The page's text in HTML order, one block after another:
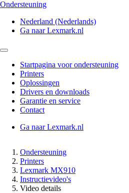
Ondersteuning
Nederland (Nederlands)
Ga naar Lexmark.nl
Startpagina voor ondersteuning
Printers
Oplossingen
Drivers en downloads
Garantie en service
Contact
Ga naar Lexmark.nl
Ondersteuning
Printers
Lexmark MX910
Instructievideo's
Video details